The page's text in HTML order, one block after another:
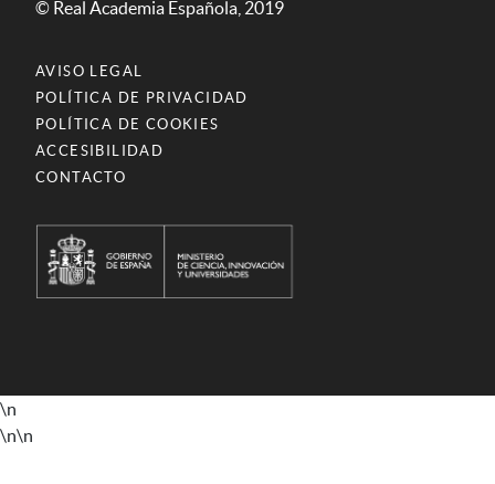
© Real Academia Española, 2019
AVISO LEGAL
POLÍTICA DE PRIVACIDAD
POLÍTICA DE COOKIES
ACCESIBILIDAD
CONTACTO
\n
\n\n